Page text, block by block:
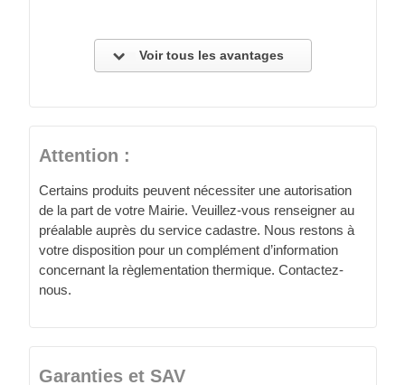
Voir tous les avantages
Attention :
Certains produits peuvent nécessiter une autorisation
de la part de votre Mairie. Veuillez-vous renseigner au
préalable auprès du service cadastre. Nous restons à
votre disposition pour un complément d’information
concernant la règlementation thermique. Contactez-
nous.
Garanties et SAV